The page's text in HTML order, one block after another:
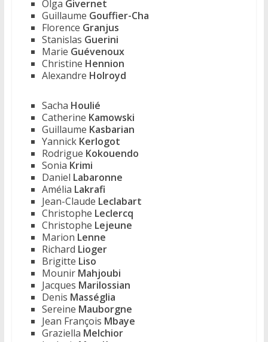
Olga Givernet
Guillaume Gouffier-Cha
Florence Granjus
Stanislas Guerini
Marie Guévenoux
Christine Hennion
Alexandre Holroyd
Sacha Houlié
Catherine Kamowski
Guillaume Kasbarian
Yannick Kerlogot
Rodrigue Kokouendo
Sonia Krimi
Daniel Labaronne
Amélia Lakrafi
Jean-Claude Leclabart
Christophe Leclercq
Christophe Lejeune
Marion Lenne
Richard Lioger
Brigitte Liso
Mounir Mahjoubi
Jacques Marilossian
Denis Masséglia
Sereine Mauborgne
Jean François Mbaye
Graziella Melchior